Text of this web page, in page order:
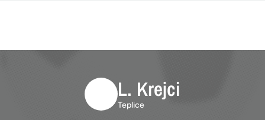
L. Krejci
Teplice